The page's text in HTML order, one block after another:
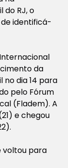
do RJ, o
identificá-
da
no dia 14 para
pelo Fórum
(Fladem). A
e chegou
voltou para